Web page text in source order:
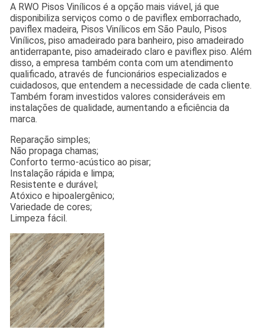
A RWO Pisos Vinílicos é a opção mais viável, já que
disponibiliza serviços como o de paviflex emborrachado,
paviflex madeira, Pisos Vinílicos em São Paulo, Pisos
Vinílicos, piso amadeirado para banheiro, piso amadeirado
antiderrapante, piso amadeirado claro e paviflex piso. Além
disso, a empresa também conta com um atendimento
qualificado, através de funcionários especializados e
cuidadosos, que entendem a necessidade de cada cliente.
Também foram investidos valores consideráveis em
instalações de qualidade, aumentando a eficiência da
marca.
Reparação simples;
Não propaga chamas;
Conforto termo-acústico ao pisar;
Instalação rápida e limpa;
Resistente e durável;
Atóxico e hipoalergênico;
Variedade de cores;
Limpeza fácil.